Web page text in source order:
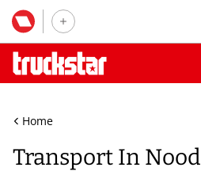
Home
Transport In Nood